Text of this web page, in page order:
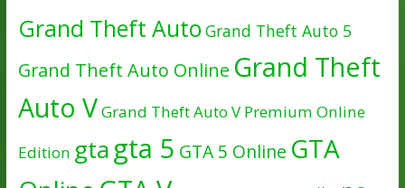
Grand Theft Auto Grand Theft Auto 5
Grand Theft Auto Online Grand Theft
Auto VGrand Theft Auto V Premium Online
Edition gtagta 5 GTA 5 Online GTA